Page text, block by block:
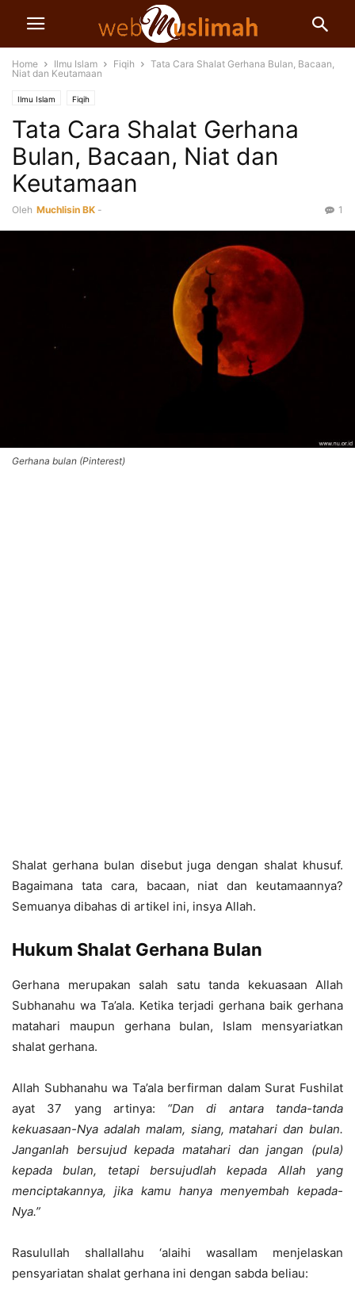
Home Ilmu Islam Fiqih
Tata Cara Shalat Gerhana Bulan, Bacaan,
Niat dan Keutamaan
Ilmu Islam Fiqih
Tata Cara Shalat Gerhana
Bulan, Bacaan, Niat dan
Keutamaan
Oleh Muchlisin BK - 1
Gerhana bulan (Pinterest)
Shalat gerhana bulan disebut juga dengan shalat khusuf.
Bagaimana tata cara, bacaan, niat dan keutamaannya?
Semuanya dibahas di artikel ini, insya Allah.
Hukum Shalat Gerhana Bulan
Gerhana merupakan salah satu tanda kekuasaan Allah
Subhanahu wa Ta’ala. Ketika terjadi gerhana baik gerhana
matahari maupun gerhana bulan, Islam mensyariatkan
shalat gerhana.
Allah Subhanahu wa Ta’ala berfirman dalam Surat Fushilat
ayat 37 yang artinya: “Dan di antara tanda-tanda
kekuasaan-Nya adalah malam, siang, matahari dan bulan.
Janganlah bersujud kepada matahari dan jangan (pula)
kepada bulan, tetapi bersujudlah kepada Allah yang
menciptakannya, jika kamu hanya menyembah kepada-
Nya.”
Rasulullah shallallahu ‘alaihi wasallam menjelaskan
pensyariatan shalat gerhana ini dengan sabda beliau: